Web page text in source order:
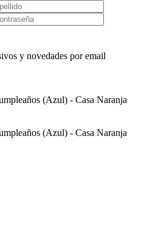
y novedades por email